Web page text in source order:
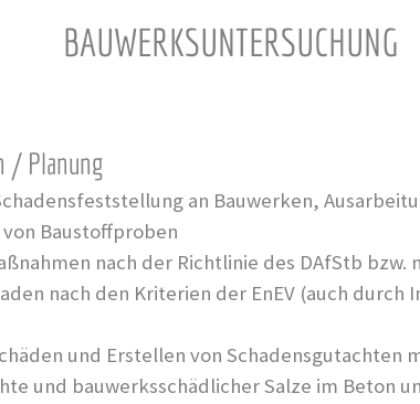
BAUWERKSUNTERSUCHUNG
/ Planung
an Bauwerken,
Baustoffproben
nach der Richtlinie des DAfStb bzw.
nach den Kriterien der EnEV (auch
und Erstellen von
und bauwerksschädlicher Salze im Beton